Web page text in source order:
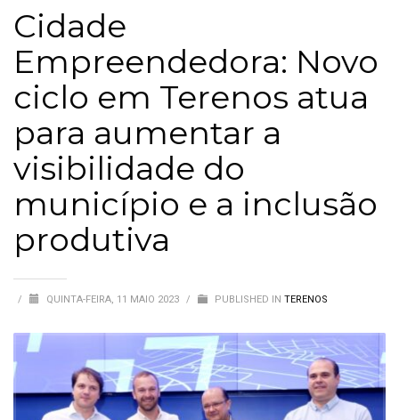
Cidade
Empreendedora: Novo
ciclo em Terenos atua
para aumentar a
visibilidade do
município e a inclusão
produtiva
/ QUINTA-FEIRA, 11 MAIO 2023 / PUBLISHED IN TERENOS